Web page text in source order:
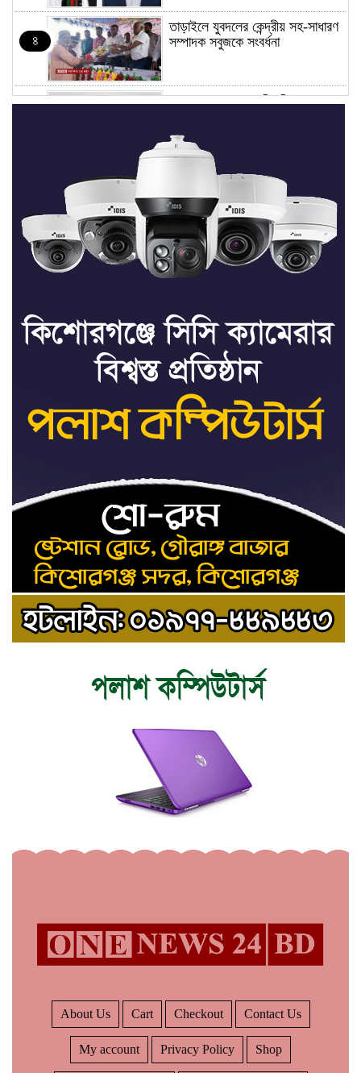
৪
তাড়াইলে যুবদলের কেন্দ্রীয় সহ-সাধারণ
সম্পাদক সবুজকে সংবর্ধনা
৪ মন্ত্রণালয়ে নতুন সচিব নিয়োগ, ২
শেখ হাসিনার সঙ্গে পালানোর ফ্লাইট
কীভাবে মিস করেছিলেন সালমান এফ
রহমান
৭
ভাত রান্নার সময় নরম হয়ে গেলে কী
করবেন
৮
মৃত্যুদণ্ড বাদ না দেওয়ায়
প্রত্যক্ষদর্শীদের তথ্য দেয়নি জাতিসংঘ:
ট্রাইব্যুনালকে প্রসিকিউটর
৯
তাড়াইলে রাউতি মানবসেবা ফাউন্ডেশনের
আয়োজনে কাফন-দাফন বিষয়ক বিশেষ
প্রশিক্ষণ কর্মশালা
About Us Cart Checkout Contact Us
My account Privacy Policy Shop